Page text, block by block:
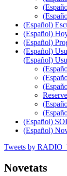
(Español)
(Español)
(Español)
(Español)
(Español)
(Español)
(Español)
Tweets by
Novetats